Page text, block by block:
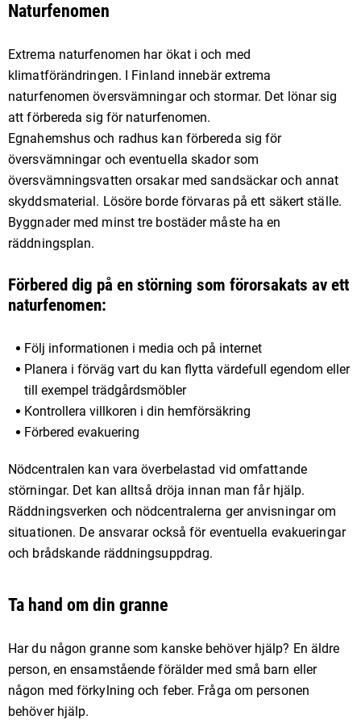
Naturfenomen
Extrema naturfenomen har ökat i och med
klimatförändringen. I Finland innebär extrema
naturfenomen översvämningar och stormar. Det lönar sig
att förbereda sig för naturfenomen.
Egnahemshus och radhus kan förbereda sig för
översvämningar och eventuella skador som
översvämningsvatten orsakar med sandsäckar och annat
skyddsmaterial. Lösöre borde förvaras på ett säkert ställe.
Byggnader med minst tre bostäder måste ha en
räddningsplan.
Förbered dig på en störning som förorsakats av ett
naturfenomen:
Följ informationen i media och på internet
Planera i förväg vart du kan flytta värdefull egendom eller
till exempel trädgårdsmöbler
Kontrollera villkoren i din hemförsäkring
Förbered evakuering
Nödcentralen kan vara överbelastad vid omfattande
störningar. Det kan alltså dröja innan man får hjälp.
Räddningsverken och nödcentralerna ger anvisningar om
situationen. De ansvarar också för eventuella evakueringar
och brådskande räddningsuppdrag.
Ta hand om din granne
Har du någon granne som kanske behöver hjälp? En äldre
person, en ensamstående förälder med små barn eller
någon med förkylning och feber. Fråga om personen
behöver hjälp.